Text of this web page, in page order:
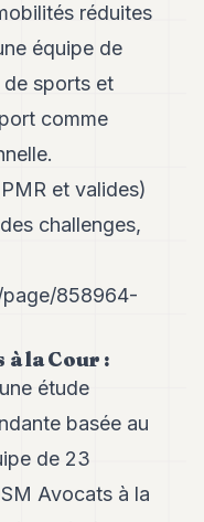
réduites
équipe de
de sports et
comme
et valides)
challenges,
858964-
à la Cour :
étude
basée au
de 23
Avocats à la